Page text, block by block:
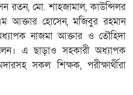
রতন, মো. শাহজামাল, কাউন্সিলর
আক্তার হোসেন, মজিবুর রহমান
নাজমা আক্তার ও তৌহিদা
এ ছাড়াও সহকারী অধ্যাপক
সকল শিক্ষক, পরীক্ষার্থীরা